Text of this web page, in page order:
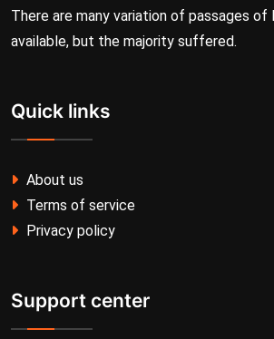
There are many variation of passages of
available, but the majority suffered.
Quick links
About us
Terms of service
Privacy policy
Support center